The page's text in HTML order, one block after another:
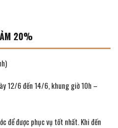
20%
12/6 đến 14/6, khung giờ 10h –
để được phục vụ tốt nhất. Khi đến